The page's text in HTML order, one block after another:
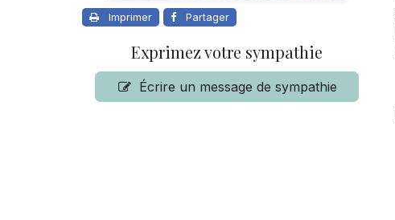
Imprimer Partager
Exprimez votre sympathie
Écrire un message de sympathie